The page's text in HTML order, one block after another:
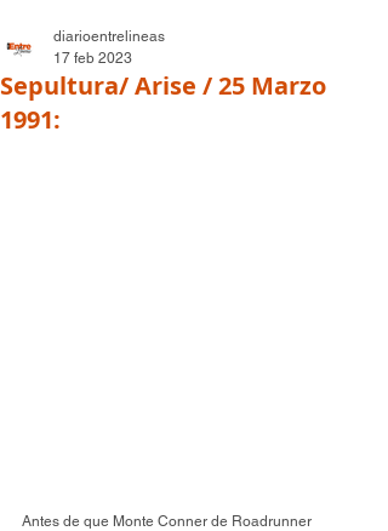
Sepultura/ Arise / 25 Marzo
1991:
diarioentrelineas
17 feb 2023
Antes de que Monte Conner de Roadrunner